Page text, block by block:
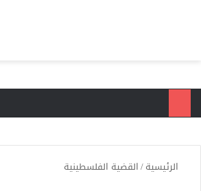
الرئيسية/القضية الفلسطينية